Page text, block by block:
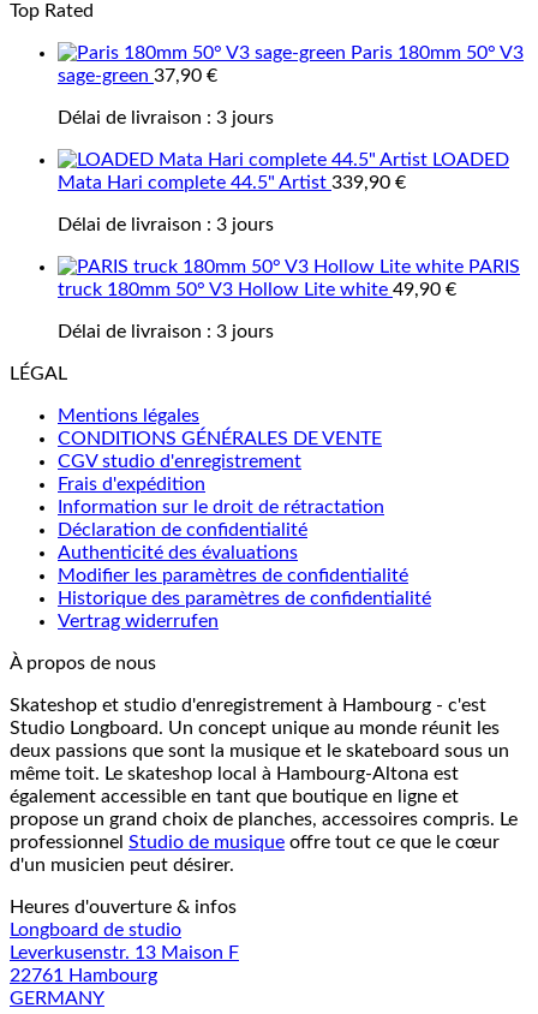
Top Rated
Paris 180mm 50° V3
sage-green 37,90 €
Délai de livraison : 3 jours
LOADED
Mata Hari complete 44.5" Artist 339,90 €
Délai de livraison : 3 jours
PARIS
truck 180mm 50° V3 Hollow Lite white 49,90 €
Délai de livraison : 3 jours
LÉGAL
Mentions légales
CONDITIONS GÉNÉRALES DE VENTE
CGV studio d'enregistrement
Frais d'expédition
Information sur le droit de rétractation
Déclaration de confidentialité
Authenticité des évaluations
Modifier les paramètres de confidentialité
Historique des paramètres de confidentialité
Vertrag widerrufen
À propos de nous
Skateshop et studio d'enregistrement à Hambourg - c'est
Studio Longboard. Un concept unique au monde réunit les
deux passions que sont la musique et le skateboard sous un
même toit. Le skateshop local à Hambourg-Altona est
également accessible en tant que boutique en ligne et
propose un grand choix de planches, accessoires compris. Le
professionnel Studio de musique offre tout ce que le cœur
d'un musicien peut désirer.
Heures d'ouverture & infos
Longboard de studio
Leverkusenstr. 13 Maison F
22761 Hambourg
GERMANY